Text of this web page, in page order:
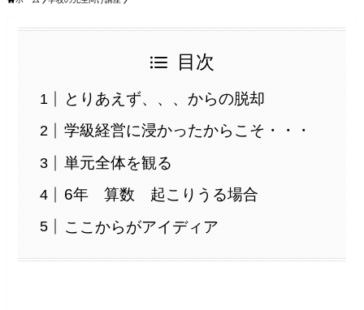
目次
とりあえず、、、からの脱却
学級経営に浸かったからこそ・・・
単元全体を観る
6年 算数 起こりうる場合
ここからがアイディア